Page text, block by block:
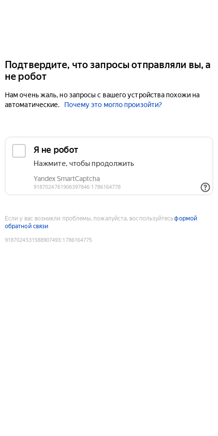
Подтвердите, что запросы отправляли вы, а
не робот
Нам очень жаль, но запросы с вашего устройства похожи на
автоматические.
Почему это могло произойти?
Если у вас возникли проблемы, пожалуйста, воспользуйтесьформой
обратной связи
9187024531588907493:1786164775